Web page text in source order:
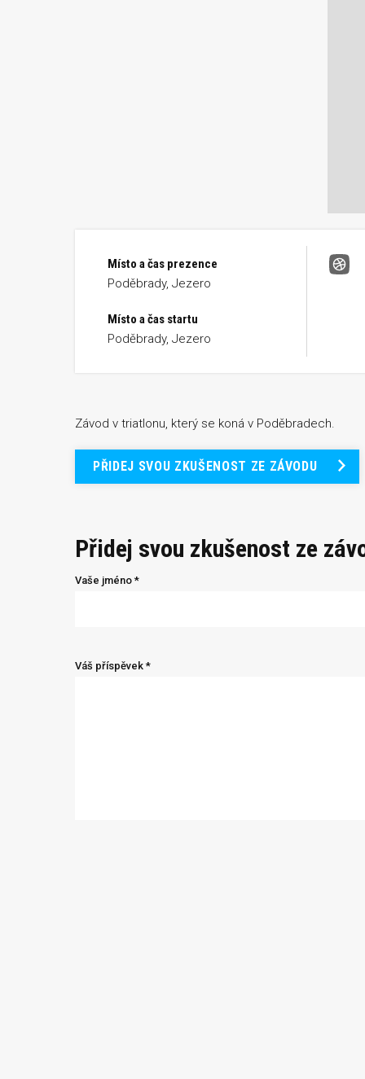
Místo a čas prezence
Poděbrady, Jezero
Místo a čas startu
Poděbrady, Jezero
Závod v triatlonu, který se koná v Poděbradech.
PŘIDEJ SVOU ZKUŠENOST ZE ZÁVODU
Přidej svou zkušenost ze
Vaše jméno *
Váš příspěvek *